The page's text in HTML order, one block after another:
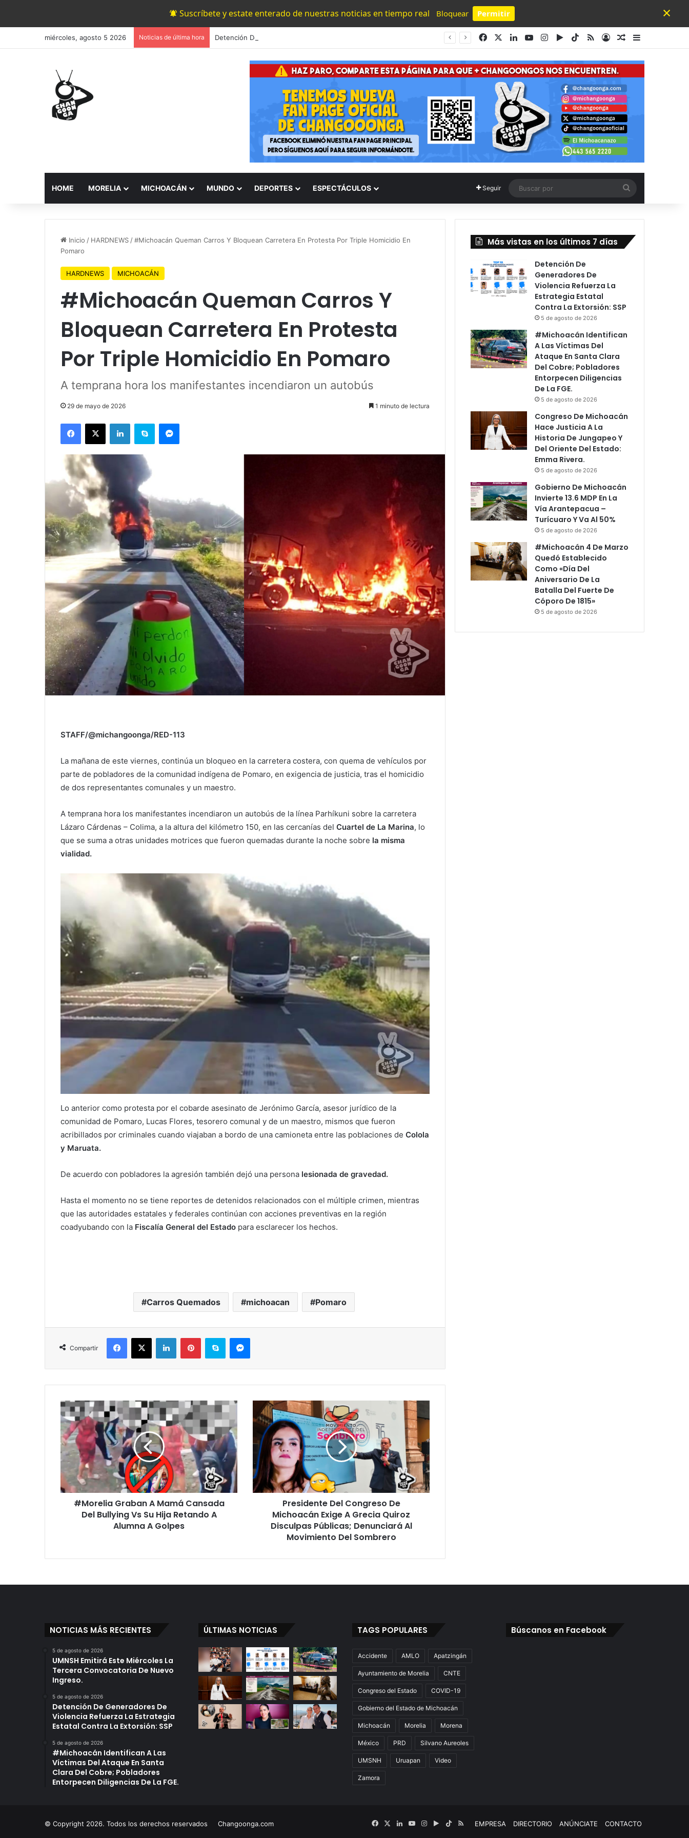
Suscríbete y estate enterado de nuestras noticias en tiempo real Bloquear Permitir
Powered by SendPulse
×
miércoles, agosto 5 2026 Noticias de última hora FacebookLinkedInYouTubeInstagram
Google Play
TikTok
RSSAccesoPublicación al
Barra lateral
HOME MORELIA MICHOACÁN MUNDO DEPORTES ESPECTÁCULOS Seguir
por
Inicio / HARDNEWS /#Michoacán Queman Carros Y Bloquean Carretera En Protesta Por Triple Homicidio En
Pomaro
HARDNEWS MICHOACÁN
#Michoacán Queman Carros Y
Bloquean Carretera En Protesta
Por Triple Homicidio En Pomaro
A temprana hora los manifestantes incendiaron un autobús
29 de mayo de 2026 1 minuto de lectura
Facebook
X LinkedInSkype Messenger
STAFF/@michangoonga/RED-113
La mañana de este viernes, continúa un bloqueo en la carretera costera, con quema de vehículos por
parte de pobladores de la comunidad indígena de Pomaro, en exigencia de justicia, tras el homicidio
de dos representantes comunales y un maestro.
A temprana hora los manifestantes incendiaron un autobús de la línea Parhíkuni sobre la carretera
Lázaro Cárdenas – Colima, a la altura del kilómetro 150, en las cercanías del Cuartel de La Marina, lo
que se suma a otras unidades motrices que fueron quemadas durante la noche sobre la misma
vialidad.
Lo anterior como protesta por el cobarde asesinato de Jerónimo García, asesor jurídico de la
comunidad de Pomaro, Lucas Flores, tesorero comunal y de un maestro, mismos que fueron
acribillados por criminales cuando viajaban a bordo de una camioneta entre las poblaciones de Colola
y Maruata.
De acuerdo con pobladores la agresión también dejó una persona lesionada de gravedad.
Hasta el momento no se tiene reportes de detenidos relacionados con el múltiple crimen, mientras
que las autoridades estatales y federales continúan con acciones preventivas en la región
coadyubando con la Fiscalía General del Estado para esclarecer los hechos.
Carros Quemados michoacan Pomaro
Compartir
Facebook
X LinkedInPinterestSkype Messenger
#Morelia
Graban
Mamá
Cansada
Del
Bullying
Vs
Su
Retando
#Morelia Graban A Mamá Cansada
Del Bullying Vs Su Hija Retando A
Alumna A Golpes
Presidente
Del
Congreso
Michoacán
Exige
A
Grecia
Quiroz
Públicas;
Denunciará
Presidente Del Congreso De
Michoacán Exige A Grecia Quiroz
Disculpas Públicas; Denunciará Al
Movimiento Del Sombrero
Más vistas en los últimos 7 días
Detención De
Generadores De
Violencia Refuerza La
Estrategia Estatal
Contra La Extorsión: SSP
5 de agosto de 2026
#Michoacán Identifican
A Las Víctimas Del
Ataque En Santa Clara
Del Cobre; Pobladores
Entorpecen Diligencias
De La FGE.
5 de agosto de 2026
Congreso De Michoacán
Hace Justicia A La
Historia De Jungapeo Y
Del Oriente Del Estado:
Emma Rivera.
5 de agosto de 2026
Gobierno De Michoacán
Invierte 13.6 MDP En La
Vía Arantepacua –
Turícuaro Y Va Al 50%
5 de agosto de 2026
#Michoacán 4 De Marzo
Quedó Establecido
Como «Día Del
Aniversario De La
Batalla Del Fuerte De
Cóporo De 1815»
5 de agosto de 2026
NOTICIAS MÁS RECIENTES
5 de agosto de 2026
UMNSH Emitirá Este Miércoles La
Tercera Convocatoria De Nuevo
Ingreso.
5 de agosto de 2026
Detención De Generadores De
Violencia Refuerza La Estrategia
Estatal Contra La Extorsión: SSP
5 de agosto de 2026
#Michoacán Identifican A Las
Víctimas Del Ataque En Santa
Clara Del Cobre; Pobladores
Entorpecen Diligencias De La FGE.
ÚLTIMAS NOTICIAS TAGS POPULARES
Accidente AMLO Apatzingán
Ayuntamiento de Morelia CNTE
Congreso del Estado COVID-19
Gobierno del Estado de Michoacán
Michoacán Morelia Morena
México PRD Silvano Aureoles
UMSNH Uruapan Video
Zamora
Búscanos en Facebook
© Copyright 2026. Todos los derechos reservados Changoonga.com EMPRESA DIRECTORIO ANÚNCIATE CONTACTO
Facebook
X LinkedInYouTubeInstagram
Google
TikTokRSS